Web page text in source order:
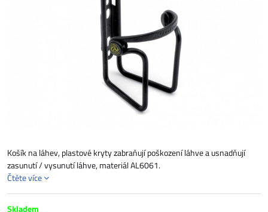
Košík na láhev, plastové kryty zabraňují poškození láhve a usnadňují
zasunutí / vysunutí láhve, materiál AL6061.
Čtěte více
Skladem